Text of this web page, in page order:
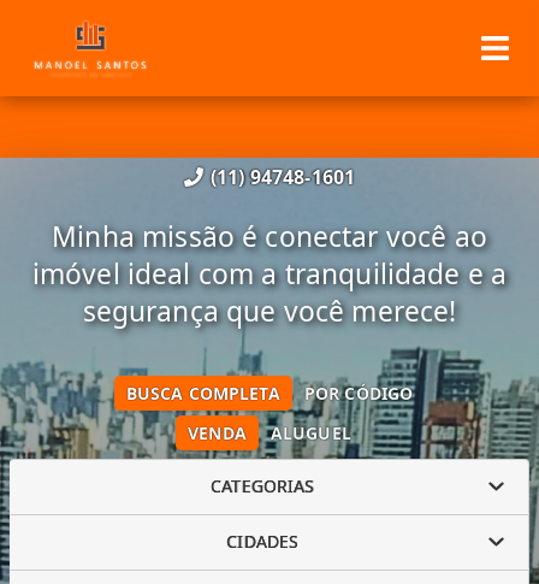
(11) 94748-1601
Minha missão é conectar você ao
imóvel ideal com a tranquilidade e a
segurança que você merece!
VENDA ALUGUEL
BUSCA COMPLETA POR CÓDIGO
CATEGORIAS
CIDADES